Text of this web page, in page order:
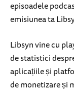
episoadele
emisiunea ta
Libsyn vine cu
de statistici
aplicațiile și
de monetizare și